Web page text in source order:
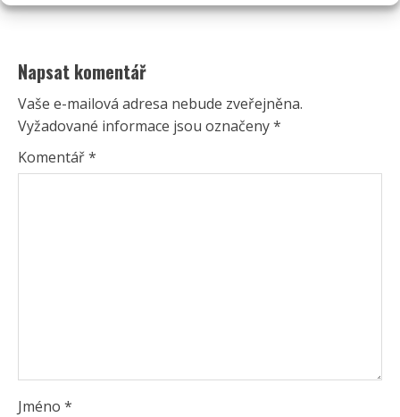
Napsat komentář
Vaše e-mailová adresa nebude zveřejněna.
Vyžadované informace jsou označeny*
Komentář*
Jméno *